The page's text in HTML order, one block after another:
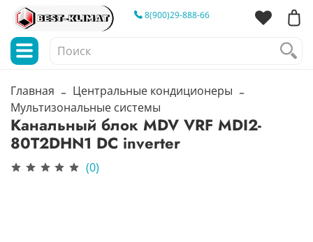
8(900)29-888-66
Главная
Центральные кондиционеры
Мультизональные системы
Канальный блок MDV VRF MDI2-
80T2DHN1 DC inverter
(0)